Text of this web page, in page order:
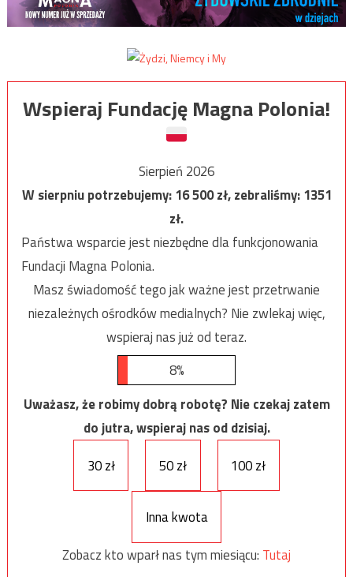
Wspieraj Fundację Magna Polonia!
Sierpień 2026
W sierpniu potrzebujemy:16 500zł, zebraliśmy:1351
zł.
Państwa wsparcie jest niezbędne dla funkcjonowania
Fundacji Magna Polonia.
Masz świadomość tego jak ważne jest przetrwanie
niezależnych ośrodków medialnych? Nie zwlekaj więc,
wspieraj nas już od teraz.
8%
Uważasz, że robimy dobrą robotę? Nie czekaj zatem
do jutra, wspieraj nas od dzisiaj.
30 zł
50 zł 100 zł
Inna kwota
Zobacz kto wparł nas tym miesiącu: Tutaj